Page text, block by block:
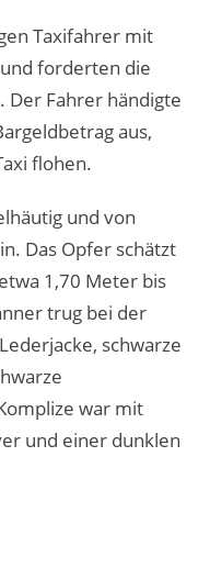
Taxifahrer mit
forderten die
Der Fahrer händigte
aus,
flohen.
und von
Das Opfer schätzt
1,70 Meter bis
trug bei der
schwarze
war mit
und einer dunklen